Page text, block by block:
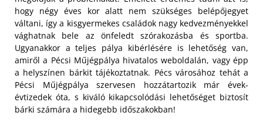
hogy négy éves kor alatt nem szükséges belépőjegyet
váltani, így a kisgyermekes családok nagy kedvezményekkel
vághatnak bele az önfeledt szórakozásba és sportba.
Ugyanakkor a teljes pálya kibérlésére is lehetőség van,
amiről a Pécsi Műjégpálya hivatalos weboldalán, vagy épp
a helyszínen bárkit tájékoztatnak. Pécs városához tehát a
Pécsi Műjégpálya szervesen hozzátartozik már évek-
évtizedek óta, s kiváló kikapcsolódási lehetőséget biztosít
bárki számára a hidegebb időszakokban!